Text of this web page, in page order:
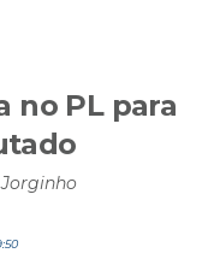
no PL para